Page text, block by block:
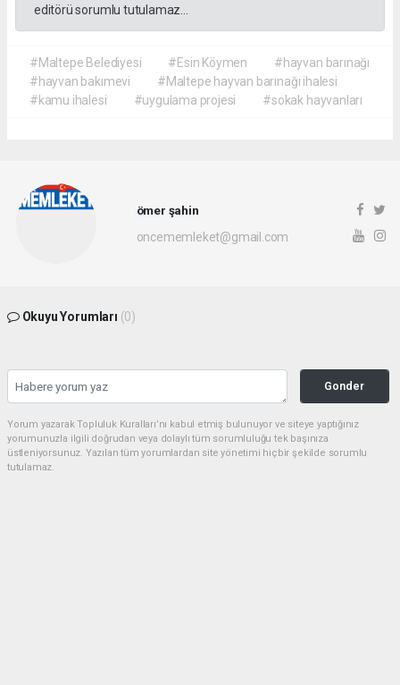
editörü sorumlu tutulamaz...
#Maltepe Belediyesi #Esin Köymen
#hayvan barınağı
#hayvan bakımevi
#Maltepe hayvan barınağı ihalesi
#kamu ihalesi
#uygulama projesi #sokak hayvanları
ömer şahin
oncememleket@gmail.com
Okuyu Yorumları (0)
Gonder
Yorum yazarak Topluluk Kuralları’nı kabul etmiş bulunuyor ve siteye yaptığınız
yorumunuzla ilgili doğrudan veya dolaylı tüm sorumluluğu tek başınıza
üstleniyorsunuz. Yazılan tüm yorumlardan site yönetimi hiçbir şekilde sorumlu
tutulamaz.